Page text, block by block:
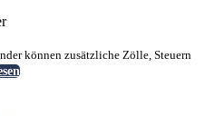
können zusätzliche Zölle, Steuern